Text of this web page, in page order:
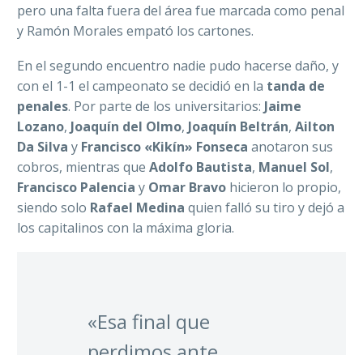
pero una falta fuera del área fue marcada como penal
y Ramón Morales empató los cartones.
En el segundo encuentro nadie pudo hacerse daño, y
con el 1-1 el campeonato se decidió en la tanda de
penales. Por parte de los universitarios: Jaime
Lozano, Joaquín del Olmo, Joaquín Beltrán, Ailton
Da Silva y Francisco «Kikín» Fonseca anotaron sus
cobros, mientras que Adolfo Bautista, Manuel Sol,
Francisco Palencia y Omar Bravo hicieron lo propio,
siendo solo Rafael Medina quien falló su tiro y dejó a
los capitalinos con la máxima gloria.
«Esa final que